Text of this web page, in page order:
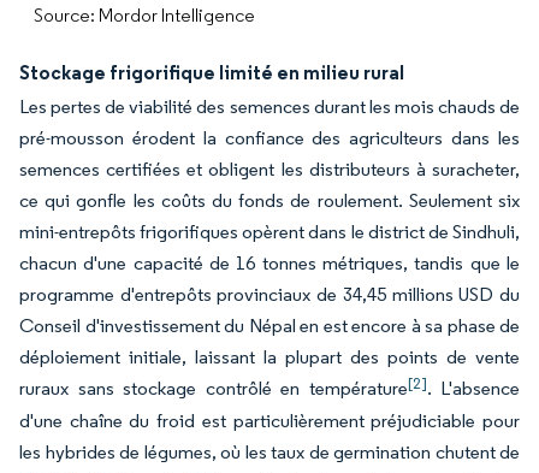
Source: Mordor Intelligence
Stockage frigorifique limité en milieu rural
Les pertes de viabilité des semences durant les mois chauds de
pré-mousson érodent la confiance des agriculteurs dans les
semences certifiées et obligent les distributeurs à suracheter,
ce qui gonfle les coûts du fonds de roulement. Seulement six
mini-entrepôts frigorifiques opèrent dans le district de Sindhuli,
chacun d'une capacité de 16 tonnes métriques, tandis que le
programme d'entrepôts provinciaux de 34,45 millions USD du
Conseil d'investissement du Népal en est encore à sa phase de
déploiement initiale, laissant la plupart des points de vente
ruraux sans stockage contrôlé en température[2]. L'absence
d'une chaîne du froid est particulièrement préjudiciable pour
les hybrides de légumes, où les taux de germination chutent de